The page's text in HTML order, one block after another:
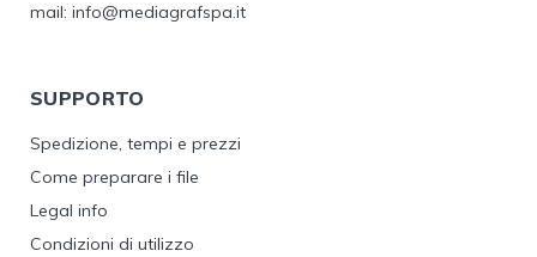
mail: info@mediagrafspa.it
SUPPORTO
Spedizione, tempi e prezzi
Come preparare i file
Legal info
Condizioni di utilizzo